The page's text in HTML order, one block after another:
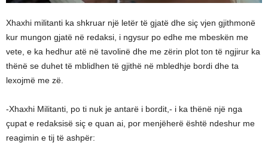
Xhaxhi militanti ka shkruar një letër të gjatë dhe siç vjen gjithmonë
kur mungon gjatë në redaksi, i ngysur po edhe me mbeskën me
vete, e ka hedhur atë në tavolinë dhe me zërin plot ton të ngjirur ka
thënë se duhet të mblidhen të gjithë në mbledhje bordi dhe ta
lexojmë me zë.
-Xhaxhi Militanti, po ti nuk je antarë i bordit,- i ka thënë një nga
çupat e redaksisë siç e quan ai, por menjëherë është ndeshur me
reagimin e tij të ashpër: